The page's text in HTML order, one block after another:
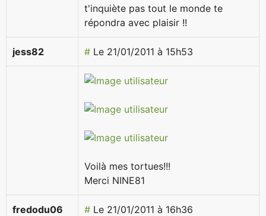
t'inquiète pas tout le monde te
répondra avec plaisir !!
jess82 # Le 21/01/2011 à 15h53
Voilà mes tortues!!!
Merci NINE81
fredodu06 # Le 21/01/2011 à 16h36